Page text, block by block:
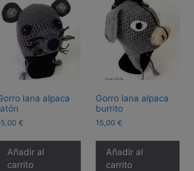
lana alpaca
€
Añadir al
carrito
Gorro lana alpaca
burrito
15,00 €
Añadir al
carrito